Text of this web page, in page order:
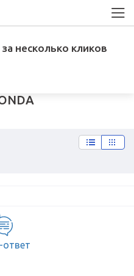
несколько кликов
ответ